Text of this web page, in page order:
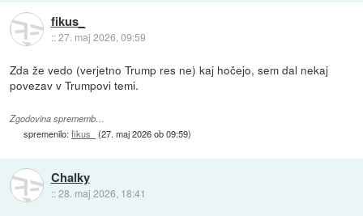
fikus_
::27. maj 2026, 09:59
Zda že vedo (verjetno Trump res ne) kaj hočejo, sem dal nekaj
povezav v Trumpovi temi.
Zgodovina sprememb…
spremenilo:fikus_ (27. maj 2026 ob 09:59)
Chalky
::28. maj 2026, 18:41